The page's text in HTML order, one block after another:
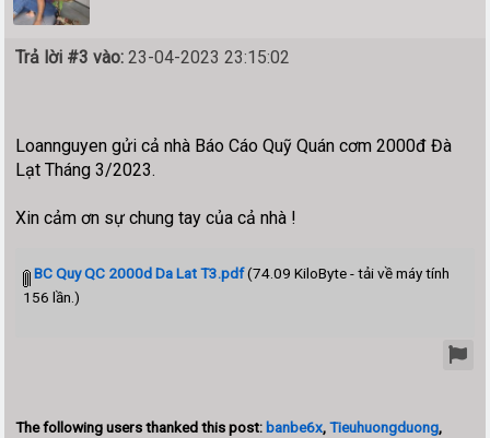
Trả lời #3 vào: 23-04-2023 23:15:02
Loannguyen gửi cả nhà Báo Cáo Quỹ Quán cơm 2000đ Đà
Lạt Tháng 3/2023.
Xin cảm ơn sự chung tay của cả nhà !
BC Quy QC 2000d Da Lat T3.pdf(74.09 KiloByte - tải về máy tính
156 lần.)
The following users thanked this post: banbe6x,Tieuhuongduong,